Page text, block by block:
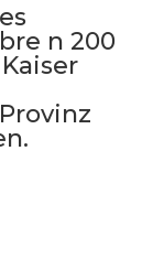
n 200